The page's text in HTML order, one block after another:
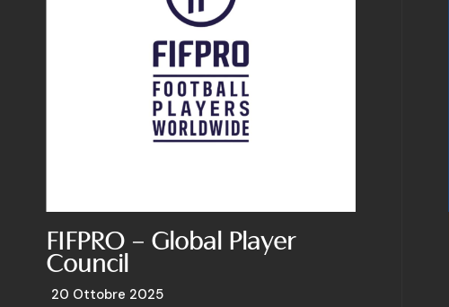
FIFPRO – Global Player
Council
20 Ottobre 2025